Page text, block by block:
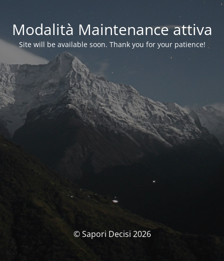
Modalità Maintenance attiva
Site will be available soon. Thank you for your patience!
© Sapori Decisi 2026